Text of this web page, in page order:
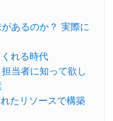
あるのか？ 実際に
れる時代
当者に知って欲し
たリソースで構築